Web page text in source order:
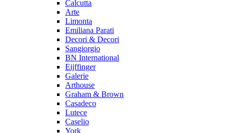
Calcutta
Arte
Limonta
Emiliana Parati
Decori & Decori
Sangiorgio
BN International
Eijffinger
Galerie
Arthouse
Graham & Brown
Casadeco
Lutece
Caselio
York